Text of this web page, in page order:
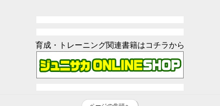
育成・トレーニング関連書籍はコチラから